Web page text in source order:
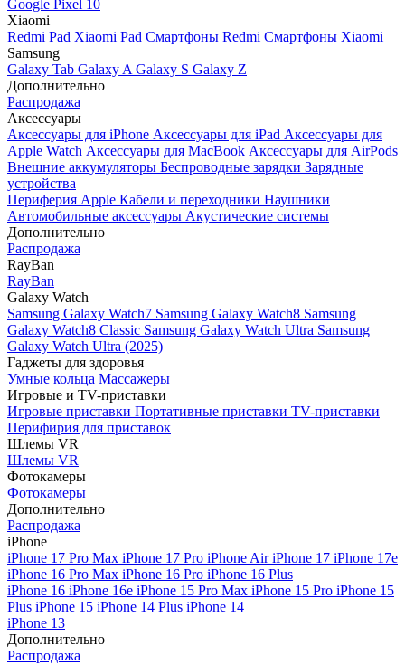
Google Pixel 10
Xiaomi
Redmi Pad Xiaomi Pad Смартфоны Redmi Смартфоны Xiaomi
Samsung
Galaxy Tab Galaxy A Galaxy S Galaxy Z
Дополнительно
Распродажа
Аксессуары
Аксессуары для iPhone Аксессуары для iPad Аксессуары для
Apple Watch Аксессуары для MacBook Аксессуары для AirPods
Внешние аккумуляторы Беспроводные зарядки Зарядные
устройства
Периферия Apple Кабели и переходники Наушники
Автомобильные аксессуары Акустические системы
Дополнительно
Распродажа
RayBan
RayBan
Galaxy Watch
Samsung Galaxy Watch7 Samsung Galaxy Watch8 Samsung
Galaxy Watch8 Classic Samsung Galaxy Watch Ultra Samsung
Galaxy Watch Ultra (2025)
Гаджеты для здоровья
Умные кольца Массажеры
Игровые и TV-приставки
Игровые приставки Портативные приставки TV-приставки
Перифирия для приставок
Шлемы VR
Шлемы VR
Фотокамеры
Фотокамеры
Дополнительно
Распродажа
iPhone
iPhone 17 Pro Max iPhone 17 Pro iPhone AiriPhone 17 iPhone 17e
iPhone 16 Pro Max iPhone 16 Pro iPhone 16 Plus
iPhone 16 iPhone 16e iPhone 15 Pro Max iPhone 15 Pro iPhone 15
Plus iPhone 15 iPhone 14 Plus iPhone 14
iPhone 13
Дополнительно
Распродажа